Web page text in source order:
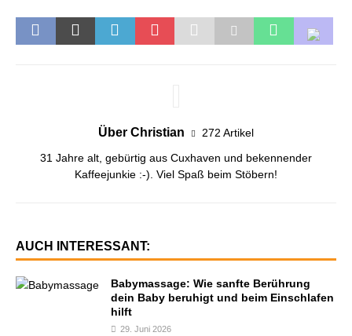
Über Christian 272 Artikel
31 Jahre alt, gebürtig aus Cuxhaven und bekennender
Kaffeejunkie :-). Viel Spaß beim Stöbern!
AUCH INTERESSANT:
Babymassage: Wie sanfte Berührung
dein Baby beruhigt und beim Einschlafen
hilft
29. Juni 2026